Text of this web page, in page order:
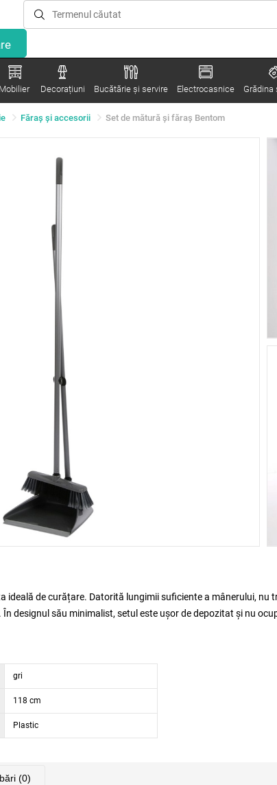
Mobilier Decorațiuni Bucătărie și servire Electrocasnice Grădina
Făraş şi accesorii Set de mătură și făraș Bentom
ideală de curățare. Datorită lungimii suficiente a mânerului, nu
designul său minimalist, setul este ușor de depozitat și nu
gri
118 cm
Plastic
(0)